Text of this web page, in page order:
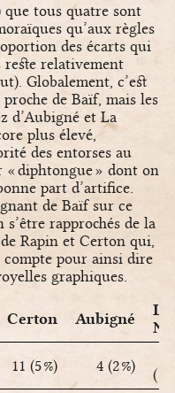
que tous quatre sont
qu’aux règles
des écarts qui
relativement
Globalement, c’est
de Baïf, mais les
d’Aubigné et La
plus élevé,
des entorses au
diphtongue » dont on
part d’artifice.
de Baïf sur ce
rapprochés de la
Rapin et Certon qui,
pour ainsi dire
graphiques.
Certon Aubigné
La
11 (5 %) 4 (2 %)